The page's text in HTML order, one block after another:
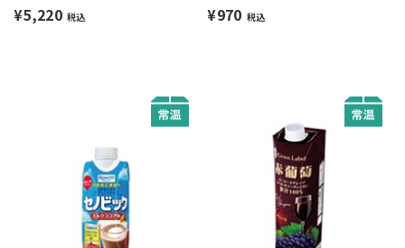
¥5,220 税込 ¥970 税込